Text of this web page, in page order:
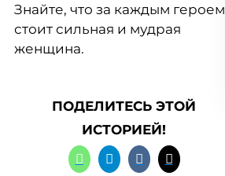
Знайте, что за каждым героем
стоит сильная и мудрая
женщина.
ПОДЕЛИТЕСЬ ЭТОЙ
ИСТОРИЕЙ!